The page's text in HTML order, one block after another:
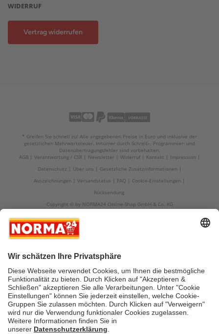
WIDERRUF
Vertrag widerrufen
* Greifen Sie schnell zu! Alle angegebenen Preise in Euro und inklusive der
gesetzlichen Mehrwertsteuer. Irrtümer durch Schreib-, Programmier- und
Datenübertragungsfehler sind vorbehalten.
AGB
Verantwortung / CSR Newsletter Widerruf Kontakt
Impressum
Datenschutz
Über uns
Gesetzliche Zusatzinformationen
Auszeichnungen
Versandstatus FAQ
Cookie-Einstellungen
Rücksendung
Copyright © by NORMA24 Online-Shop GmbH & Co. KG